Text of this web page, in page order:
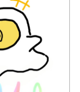
読みたい本が